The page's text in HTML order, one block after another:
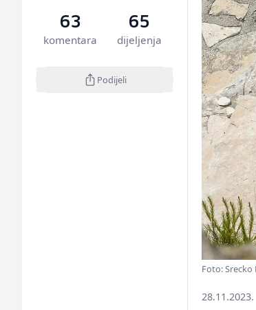
63
komentara
65
dijeljenja
Podijeli
Foto:
28.11.2023.